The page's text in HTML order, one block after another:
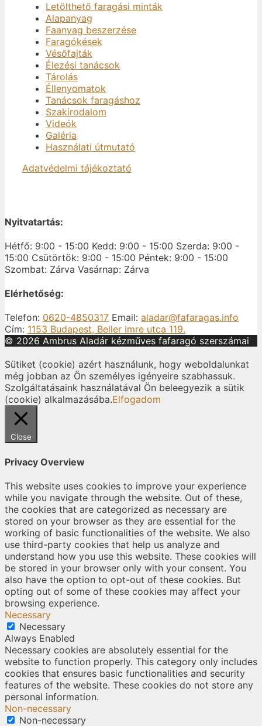
Letölthető faragási minták
Alapanyag
Faanyag beszerzése
Faragókések
Vésőfajták
Élezési tanácsok
Tárolás
Éllenyomatok
Tanácsok faragáshoz
Szakirodalom
Videók
Galéria
Használati útmutató
Adatvédelmi tájékoztató
Nyitvatartás:
Hétfő: 9:00 - 15:00 Kedd: 9:00 - 15:00 Szerda: 9:00 -
15:00 Csütörtök: 9:00 - 15:00 Péntek: 9:00 - 15:00
Szombat: Zárva Vasárnap: Zárva
Elérhetőség:
Telefon: 0620-4850317 Email: aladar@fafaragas.info
Cím: 1153 Budapest, Beller Imre utca 119.
© 2026 Ambrus Aladár kézműves fafaragó szerszámai
Sütiket (cookie) azért használunk, hogy weboldalunkat
még jobban az Ön személyes igényeire szabhassuk.
Szolgáltatásaink használatával Ön beleegyezik a sütik
(cookie) alkalmazásába.Elfogadom
Close
Privacy Overview
This website uses cookies to improve your experience
while you navigate through the website. Out of these,
the cookies that are categorized as necessary are
stored on your browser as they are essential for the
working of basic functionalities of the website. We also
use third-party cookies that help us analyze and
understand how you use this website. These cookies will
be stored in your browser only with your consent. You
also have the option to opt-out of these cookies. But
opting out of some of these cookies may affect your
browsing experience.
Necessary
Necessary
Always Enabled
Necessary cookies are absolutely essential for the
website to function properly. This category only includes
cookies that ensures basic functionalities and security
features of the website. These cookies do not store any
personal information.
Non-necessary
Non-necessary